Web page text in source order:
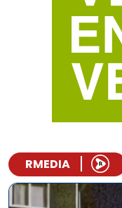
RMEDIA